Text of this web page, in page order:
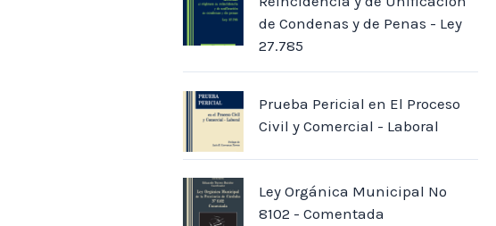
de Condenas y de Penas - Ley
27.785
Prueba Pericial en El Proceso
Civil y Comercial - Laboral
Ley Orgánica Municipal Nº
8102 - Comentada